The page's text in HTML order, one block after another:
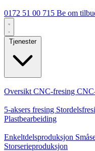
0172 51 00 715 Be om
Tjenester
Oversikt CNC-fresing
5-aksers fresing
Plastbearbeiding
Enkeltdelsproduksjon
Storserieproduksjon